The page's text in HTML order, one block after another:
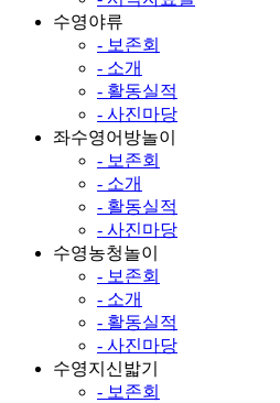
수영야류
- 보존회
- 소개
- 활동실적
- 사진마당
좌수영어방놀이
- 보존회
- 소개
- 활동실적
- 사진마당
수영농청놀이
- 보존회
- 소개
- 활동실적
- 사진마당
수영지신밟기
- 보존회